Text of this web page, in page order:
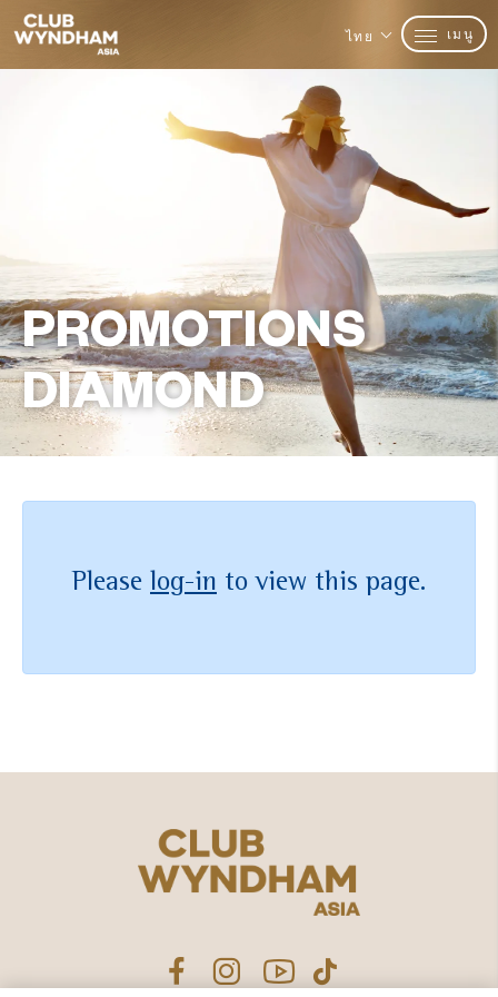
ไทย เมนู
PROMOTIONS
DIAMOND
Please log-in to view this page.